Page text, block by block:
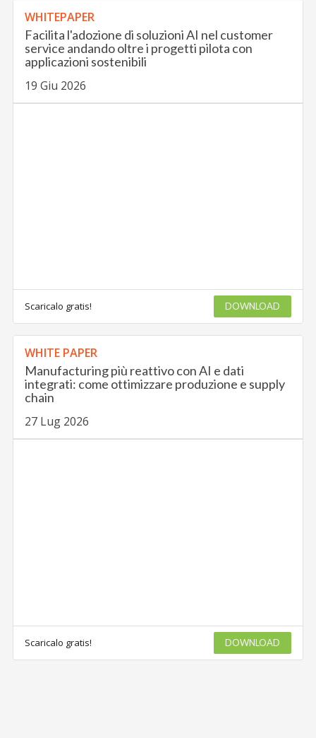
WHITEPAPER
Facilita l'adozione di soluzioni AI nel customer
service andando oltre i progetti pilota con
applicazioni sostenibili
19 Giu 2026
Scaricalo gratis! DOWNLOAD
WHITE PAPER
Manufacturing più reattivo con AI e dati
integrati: come ottimizzare produzione e supply
chain
27 Lug 2026
Scaricalo gratis! DOWNLOAD